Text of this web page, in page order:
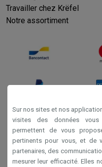
Travailler chez Krëfel
Notre assortiment
Conditions
Sur nos sites et nos
visites des données
permettent de vous
pertinents pour vous, et de
partenaires, des
mesurer leur efficacité. Elles